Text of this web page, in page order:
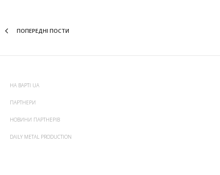
ПОПЕРЕДНІ ПОСТИ
НА ВАРТІ UA
ПАРТНЕРИ
НОВИНИ ПАРТНЕРІВ
DAILY METAL PRODUCTION